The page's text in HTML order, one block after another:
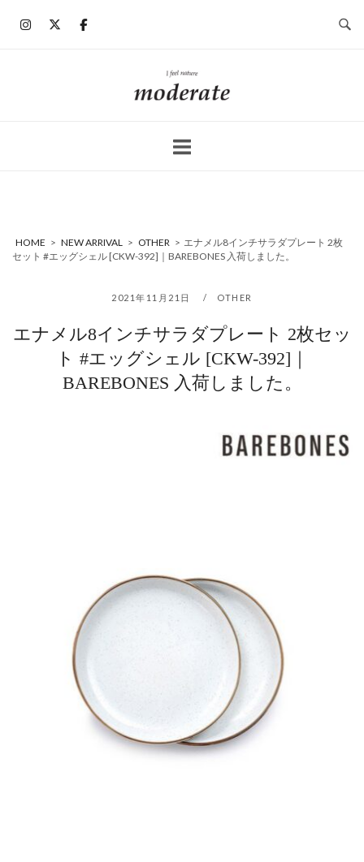
ホ
ー
HOME > NEW ARRIVAL > OTHER > エナメル8インチサラダプレート 2枚
セット #エッグシェル [CKW-392]｜BAREBONES 入荷しました。
2021年11月21日 OTHER
エナメル8インチサラダプレート 2枚セッ
ト #エッグシェル [CKW-392]｜
BAREBONES 入荷しました。